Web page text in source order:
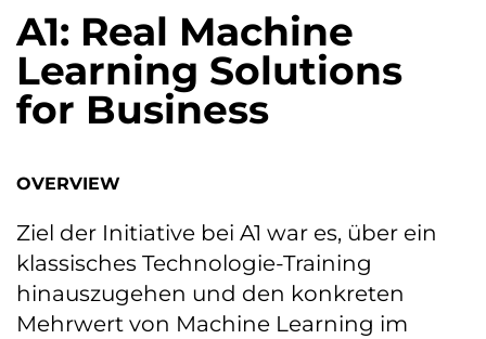
A1: Real Machine
Learning Solutions
for Business
OVERVIEW
Ziel der Initiative bei A1 war es, über ein
klassisches Technologie-Training
hinauszugehen und den konkreten
Mehrwert von Machine Learning im